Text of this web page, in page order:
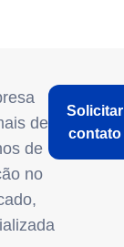
de
de
no
Solicitar
contato